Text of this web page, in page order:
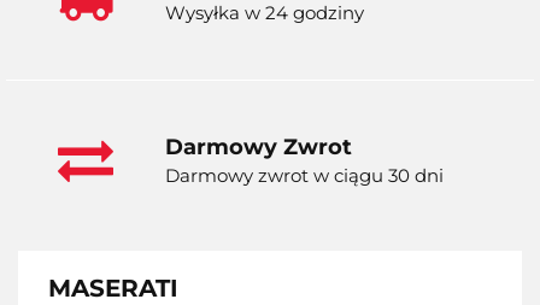
Wysyłka w 24 godziny
Darmowy Zwrot
Darmowy zwrot w ciągu 30 dni
MASERATI